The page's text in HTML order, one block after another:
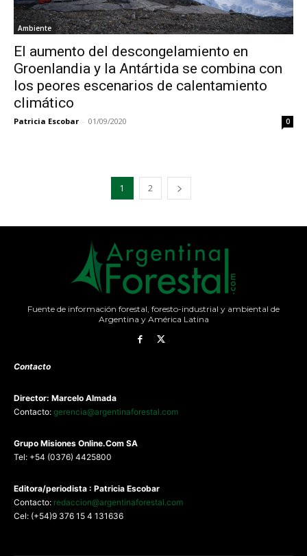
Ambiente
El aumento del descongelamiento en
Groenlandia y la Antártida se combina con
los peores escenarios de calentamiento
climático
Patricia Escobar - 01/09/2020 0
1 2
Fuente de información forestal, foresto-industrial y ambiental de
Argentina y América Latina
Contacto
Director: Marcelo Almada
Contacto: gerencia@argentinaforestal.com
Grupo Misiones Online.Com SA
Tel: +54 (0376) 4425800
Editora/periodista : Patricia Escobar
Contacto: redaccion@argentinaforestal.com
Cel: (+54)9 376 15 4 131636